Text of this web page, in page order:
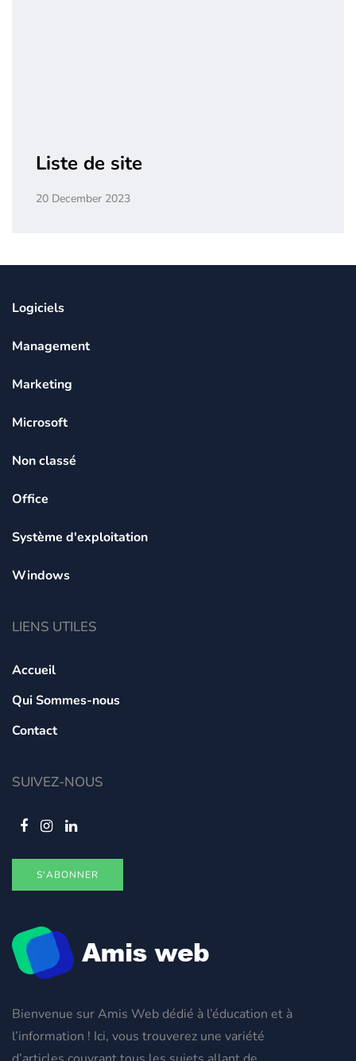
Liste de site
20 December 2023
Bienvenue sur Amis Web dédié à l’éducation et à
l’information ! Ici, vous trouverez une variété
Logiciels
Management
Marketing
Microsoft
Non classé
Office
Système d'exploitation
Windows
LIENS UTILES
Accueil
Qui Sommes-nous
Contact
SUIVEZ-NOUS
S'ABONNER